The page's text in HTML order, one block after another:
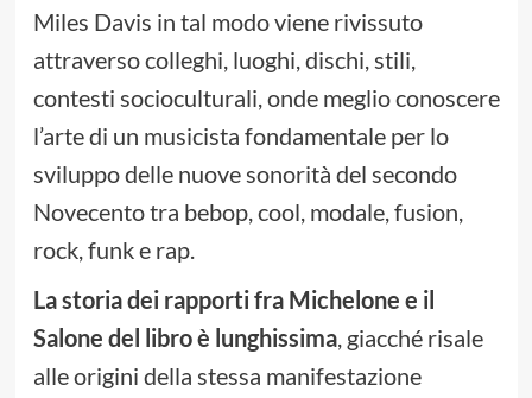
Miles Davis in tal modo viene rivissuto
attraverso colleghi, luoghi, dischi, stili,
contesti socioculturali, onde meglio conoscere
l’arte di un musicista fondamentale per lo
sviluppo delle nuove sonorità del secondo
Novecento tra bebop, cool, modale, fusion,
rock, funk e rap.
La storia dei rapporti fra Michelone e il
Salone del libro è lunghissima, giacché risale
alle origini della stessa manifestazione